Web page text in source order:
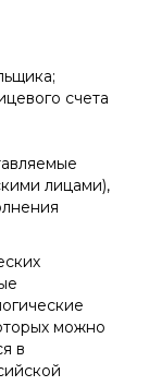
счета
лицами),
можно
в